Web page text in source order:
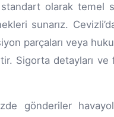
olarak temel
sunarız.
parçaları veya
Sigorta detayları ve
gönderiler